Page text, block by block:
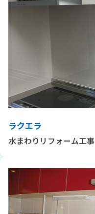
ラクエラ
水まわりリフォーム工事